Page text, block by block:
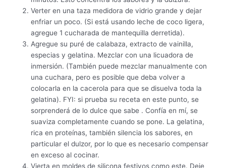
Verter en una taza medidora de vidrio grande y dejar
enfriar un poco. (Si está usando leche de coco ligera,
agregue 1 cucharada de mantequilla derretida).
Agregue su puré de calabaza, extracto de vainilla,
especias y gelatina. Mezclar con una licuadora de
inmersión. (También puede mezclar manualmente con
una cuchara, pero es posible que deba volver a
colocarla en la cacerola para que se disuelva toda la
gelatina). FYI: si prueba su receta en este punto, se
sorprenderá de lo dulce que sabe . Confía en mí, se
suaviza completamente cuando se pone. La gelatina,
rica en proteínas, también silencia los sabores, en
particular el dulzor, por lo que es necesario compensar
en exceso al cocinar.
Vierta en moldes de silicona festivos como este. Deje